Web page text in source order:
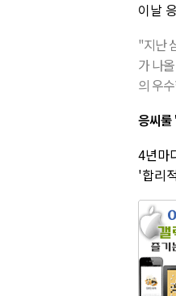
이날
"지난
가 나
의 우
응씨
4년마
'합리